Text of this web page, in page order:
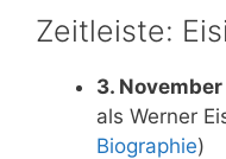
Zeitleiste:
3. November
als Werner
Biographie)